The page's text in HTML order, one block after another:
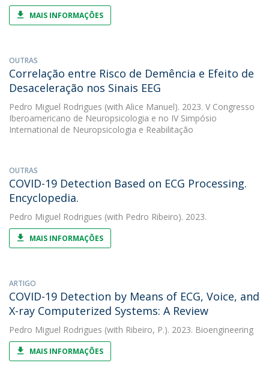
MAIS INFORMAÇÕES
OUTRAS
Correlação entre Risco de Demência e Efeito de
Desaceleração nos Sinais EEG
Pedro Miguel Rodrigues (with Alice Manuel). 2023. V Congresso
Iberoamericano de Neuropsicologia e no IV Simpósio
International de Neuropsicologia e Reabilitação
OUTRAS
COVID-19 Detection Based on ECG Processing.
Encyclopedia.
Pedro Miguel Rodrigues (with Pedro Ribeiro). 2023.
MAIS INFORMAÇÕES
ARTIGO
COVID-19 Detection by Means of ECG, Voice, and
X-ray Computerized Systems: A Review
Pedro Miguel Rodrigues (with Ribeiro, P.). 2023. Bioengineering
MAIS INFORMAÇÕES